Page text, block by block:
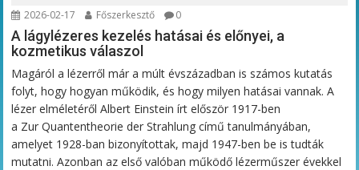
2026-02-17 Főszerkesztő 0
A lágylézeres kezelés hatásai és előnyei, a
kozmetikus válaszol
Magáról a lézerről már a múlt évszázadban is számos kutatás
folyt, hogy hogyan működik, és hogy milyen hatásai vannak. A
lézer elméletéről Albert Einstein írt először 1917-ben
a Zur Quantentheorie der Strahlung című tanulmányában,
amelyet 1928-ban bizonyítottak, majd 1947-ben be is tudták
mutatni. Azonban az első valóban működő lézerműszer évekkel